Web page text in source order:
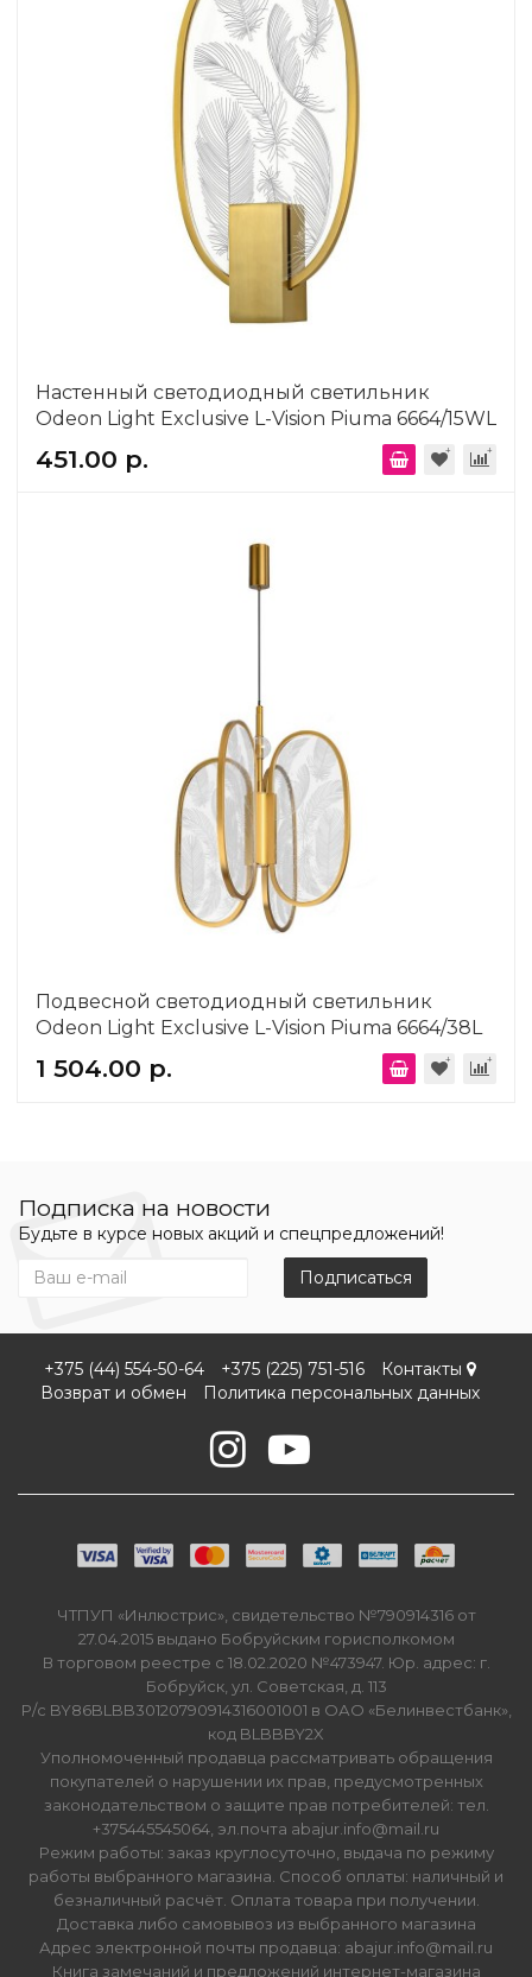
Настенный светодиодный светильник
Odeon Light Exclusive L-Vision Piuma 6664/15WL
451.00 р.
Подвесной светодиодный светильник
Odeon Light Exclusive L-Vision Piuma 6664/38L
1 504.00 р.
Подписка на новости
Будьте в курсе новых акций и спецпредложений!
Подписаться
+375 (44) 554-50-64 +375 (225) 751-516
Контакты
Возврат и обмен
Политика персональных данных
ЧТПУП «Инлюстрис», свидетельство №790914316 от
27.04.2015 выдано Бобруйским горисполкомом
В торговом реестре с 18.02.2020 №473947. Юр. адрес: г.
Бобруйск, ул. Советская, д. 113
Р/с BY86BLBB30120790914316001001 в ОАО «Белинвестбанк»,
код BLBBBY2X
Уполномоченный продавца рассматривать обращения
покупателей о нарушении их прав, предусмотренных
законодательством о защите прав потребителей: тел.
+375445545064, эл.почта abajur.info@mail.ru
Режим работы: заказ круглосуточно, выдача по режиму
работы выбранного магазина. Способ оплаты: наличный и
безналичный расчёт. Оплата товара при получении.
Доставка либо самовывоз из выбранного магазина
Адрес электронной почты продавца: abajur.info@mail.ru
Книга замечаний и предложений интернет-магазина